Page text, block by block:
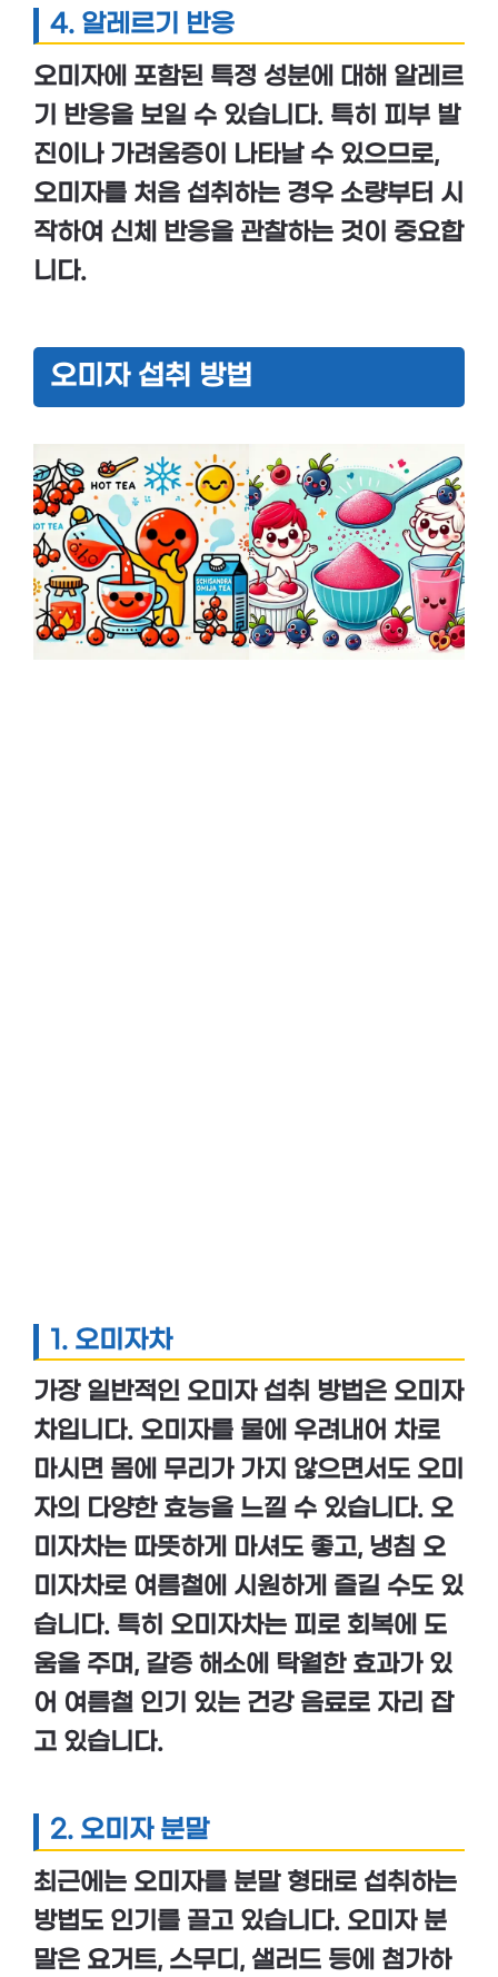
4. 알레르기 반응
오미자에 포함된 특정 성분에 대해 알레르
기 반응을 보일 수 있습니다. 특히 피부 발
진이나 가려움증이 나타날 수 있으므로,
오미자를 처음 섭취하는 경우 소량부터 시
작하여 신체 반응을 관찰하는 것이 중요합
니다.
오미자 섭취 방법
1. 오미자차
가장 일반적인 오미자 섭취 방법은 오미자
차입니다. 오미자를 물에 우려내어 차로
마시면 몸에 무리가 가지 않으면서도 오미
자의 다양한 효능을 느낄 수 있습니다. 오
미자차는 따뜻하게 마셔도 좋고, 냉침 오
미자차로 여름철에 시원하게 즐길 수도 있
습니다. 특히 오미자차는 피로 회복에 도
움을 주며, 갈증 해소에 탁월한 효과가 있
어 여름철 인기 있는 건강 음료로 자리 잡
고 있습니다.
2. 오미자 분말
최근에는 오미자를 분말 형태로 섭취하는
방법도 인기를 끌고 있습니다. 오미자 분
말은 요거트, 스무디 , 샐러드 등에 첨가하